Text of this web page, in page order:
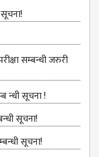
सम्बन्धी जरुरी
न्धी सूचना !
सूचना!
सूचना!